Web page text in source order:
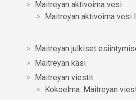
Maitreyan aktivoima vesi
Maitreyan aktivoima vesi
Maitreyan julkiset
Maitreyan käsi
Maitreyan viestit
Kokoelma: Maitreyan